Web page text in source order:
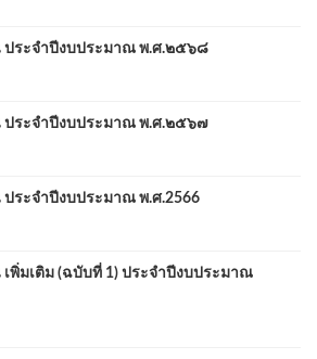
ระจำปีงบประมาณ พ.ศ.๒๕๖๘
ระจำปีงบประมาณ พ.ศ.๒๕๖๗
ระจำปีงบประมาณ พ.ศ.2566
พิ่มเติม (ฉบับที่ 1) ประจำปีงบประมาณ